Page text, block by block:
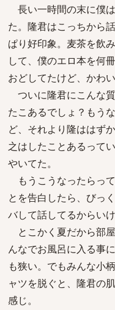
長い一時間の末に僕
た。隆君はこっちから
ぱり好印象。麦茶を飲
して、僕のエロ本を何
おどしてたけど、かわ
ついに隆君にこんな
たこあるでしょ？もう
ど、それより隆ははず
之はしたことあるって
やいてた。
もうこうなったらっ
とを告白したら、びっ
バして話してるからいけ
とこかく夏だから部
んなでお風呂に入る事
も狭い。でもみんな小
ャツを脱ぐと、隆君の
感じ。